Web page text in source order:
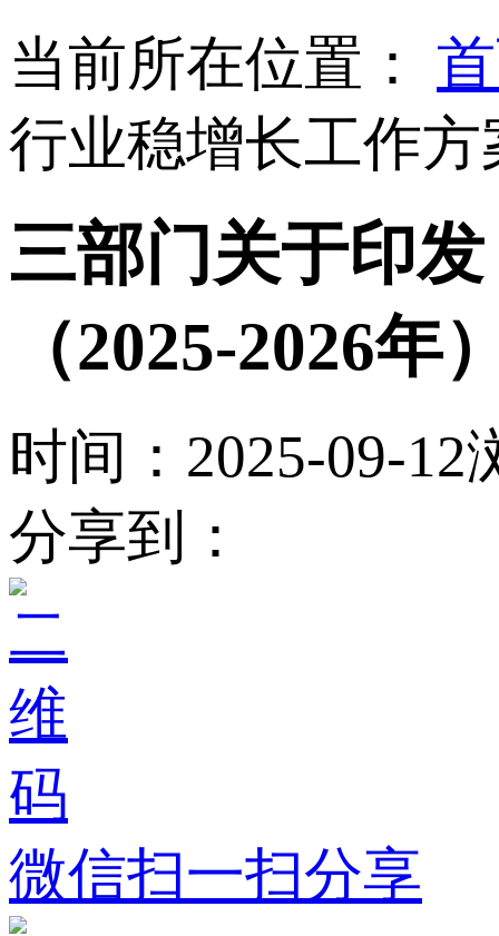
当前所在位置：
行业稳增长工作方
三部门关于印
（2025-2026年
时间：2025-09-12
分享到：
微信扫一扫分享